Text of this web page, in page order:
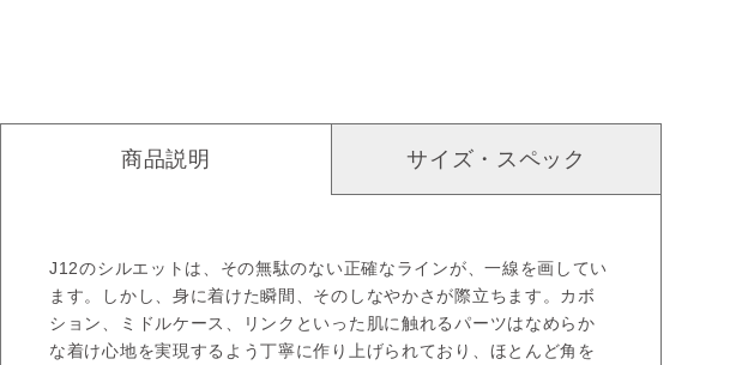
商品説明 サイズ・スペック
J12のシルエットは、その無駄のない正確なラインが、一線を画してい
ます。しかし、身に着けた瞬間、そのしなやかさが際立ちます。カボ
ション、ミドルケース、リンクといった肌に触れるパーツはなめらか
な着け心地を実現するよう丁寧に作り上げられており、ほとんど角を